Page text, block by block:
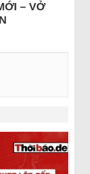
– VỞ